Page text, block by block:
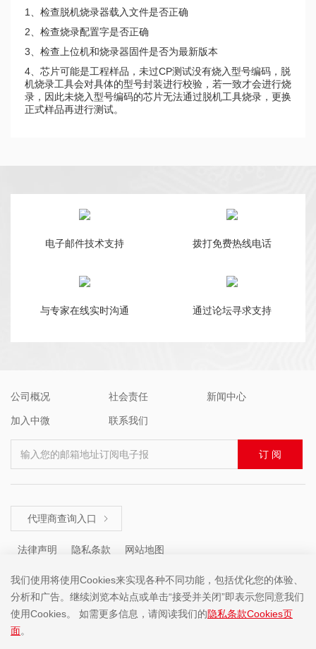
1、检查脱机烧录器载入文件是否正确
2、检查烧录配置字是否正确
3、检查上位机和烧录器固件是否为最新版本
4、芯片可能是工程样品，未过CP测试没有烧入型号编码，脱
机烧录工具会对具体的型号封装进行校验，若一致才会进行烧
录，因此未烧入型号编码的芯片无法通过脱机工具烧录，更换
正式样品再进行测试。
电子邮件技术支持 拨打免费热线电话
与专家在线实时沟通 通过论坛寻求支持
公司概况 社会责任 新闻中心
加入中微 联系我们
输入您的邮箱地址订阅电子报 订 阅
代理商查询入口 
法律声明 隐私条款 网站地图
咨询热线 ： +86 (755) 8671 5143
我们使用将使用Cookies来实现各种不同功能，包括优化您的体验、
分析和广告。继续浏览本站点或单击“接受并关闭”即表示您同意我们
使用Cookies。 如需更多信息，请阅读我们的隐私条款Cookies页
面。